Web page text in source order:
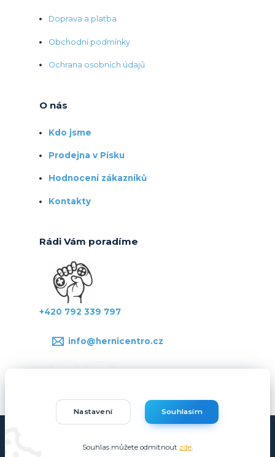
Doprava a platba
Obchodní podmínky
Ochrana osobních údajů
O nás
Kdo jsme
Prodejna v Písku
Hodnocení zákazníků
Kontakty
Rádi Vám poradíme
+420 792 339 797
info@hernicentro.cz
Eshop-rychle.cz
Nastavení Souhlasím
Souhlas můžete odmítnout zde.